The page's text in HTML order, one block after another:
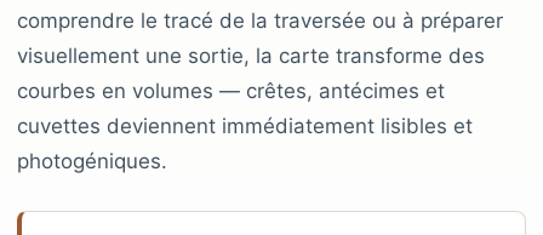
comprendre le tracé de la traversée ou à préparer
visuellement une sortie, la carte transforme des
courbes en volumes — crêtes, antécimes et
cuvettes deviennent immédiatement lisibles et
photogéniques.